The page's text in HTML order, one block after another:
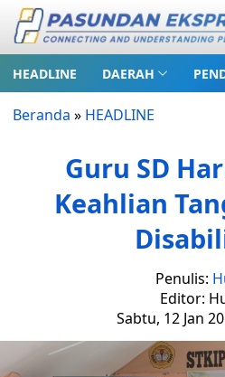
HEADLINE DAERAH
Beranda » HEADLINE
Guru SD
Keahlian
Penulis:
Editor:
Sabtu, 12 Jan